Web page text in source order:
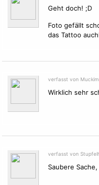
Geht doch! ;D
Foto gefällt
das Tattoo
verfasst von
Wirklich sehr
verfasst von
Saubere